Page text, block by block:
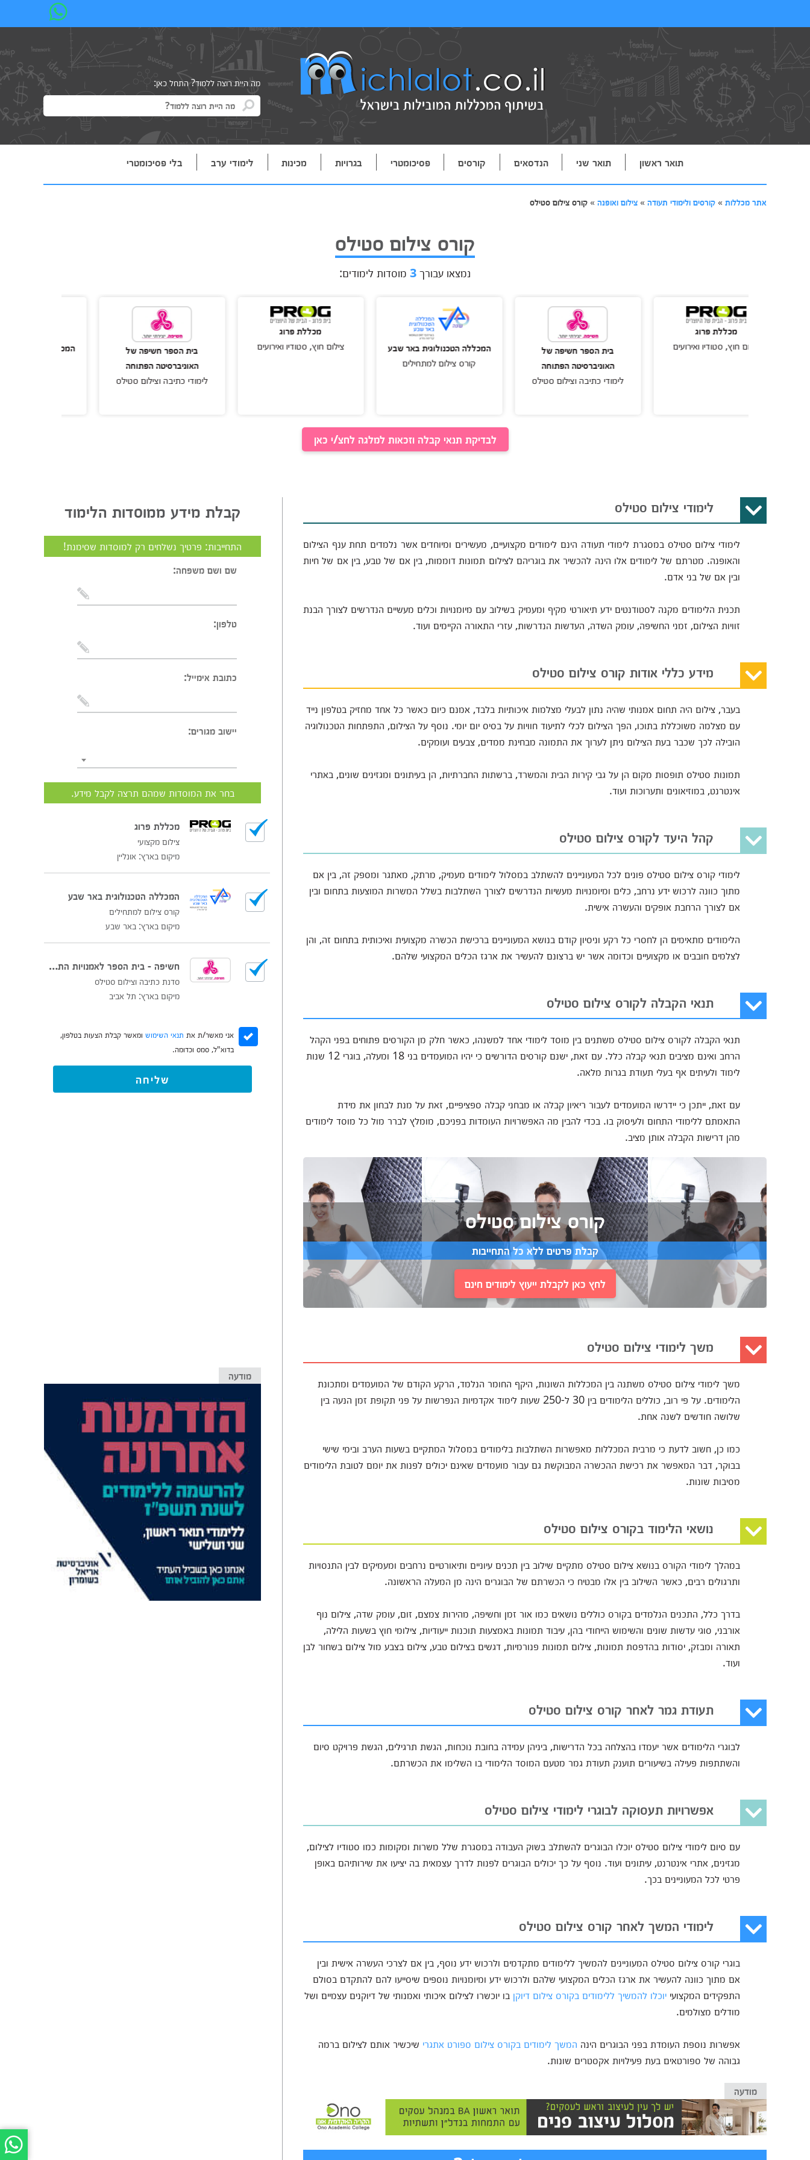
מה היית רוצה ללמוד? התחל כאן:
תואר ראשון תואר שני הנדסאים קורסים פסיכומטרי בגרויות מכינות לימודי ערב בלי פסיכומטרי
אתר מכללות » קורסים ולימודי תעודה » צילום ואופנה » קורס צילום סטילס
קורס צילום סטילס
נמצאו עבורך3 מוסדות לימודים:
צילום חוץ, סטודיו ואירועים
בית הספר חשיפה של
האוניברסיטה הפתוחה
לימודי כתיבה וצילום סטילס
המכללה הטכנולוגית באר שבע
קורס צילום למתחילים
צילום חוץ, סטודיו ואירועים
בית הספר חשיפה של
האוניברסיטה הפתוחה
לימודי כתיבה וצילום סטילס
המכללה הטכנולוגית באר שבע
לבדיקת תנאי קבלה וזכאות למלגה לחצ/י כאן
לימודי צילום סטילס
לימודי צילום סטילס במסגרת לימודי תעודה הינם לימודים מקצועיים, מעשירים ומיוחדים אשר נלמדים תחת ענף הצילום
והאופנה. מטרתם של לימודים אלו הינה להכשיר את בוגריהם לצילום תמונות דוממות, בין אם של טבע, בין אם של חיות
ובין אם של בני אדם.
תכנית הלימודים מקנה לסטודנטים ידע תיאורטי מקיף ומעמיק בשילוב עם מיומנויות וכלים מעשיים הנדרשים לצורך הבנת
זוויות הצילום, זמני החשיפה, עומק השדה, העדשות הנדרשות, עזרי התאורה הקיימים ועוד.
מידע כללי אודות קורס צילום סטילס
בעבר, צילום היה תחום אמנותי שהיה נתון לבעלי מצלמות איכותיות בלבד, אמנם כיום כאשר כל אחד מחזיק בטלפון נייד
עם מצלמה משוכללת בתוכו, הפך הצילום לכלי לתיעוד חוויות על בסיס יום יומי. נוסף על הצילום, התפתחות הטכנולוגיה
הובילה לכך שכבר בעת הצילום ניתן לערוך את התמונה מבחינת ממדים, צבעים ועומקים.
תמונות סטילס תופסות מקום הן על גבי קירות הבית והמשרד, ברשתות החברתיות, הן בעיתונים ומגזינים שונים, באתרי
אינטרנט, במוזיאונים ותערוכות ועוד.
קהל היעד לקורס צילום סטילס
לימודי קורס צילום סטילס פונים לכל המעוניינים להשתלב במסלול לימודים מעמיק, מרתק, מאתגר ומספק זה, בין אם
מתוך כוונה לרכוש ידע נרחב, כלים ומיומנויות מעשיות הנדרשים לצורך השתלבות בשלל המשרות המוצעות בתחום ובין
אם לצורך הרחבת אופקים והעשרה אישית.
הלימודים מתאימים הן לחסרי כל רקע וניסיון קודם בנושא המעוניינים ברכישת הכשרה מקצועית ואיכותית בתחום זה, והן
לצלמים חובבים או מקצועיים וכדומה אשר יש ברצונם להעשיר את ארגז הכלים המקצועי שלהם.
תנאי הקבלה לקורס צילום סטילס
תנאי הקבלה לקורס צילום סטילס משתנים בין מוסד לימודי אחד למשנהו, כאשר חלק מן הקורסים פתוחים בפני הקהל
הרחב ואינם מציבים תנאי קבלה כלל. עם זאת, ישנם קורסים הדורשים כי יהיו המועמדים בני 18 ומעלה, בוגרי 12 שנות
לימוד ולעיתים אף בעלי תעודת בגרות מלאה.
עם זאת, ייתכן כי יידרשו המועמדים לעבור ריאיון קבלה או מבחני קבלה ספציפיים, זאת על מנת לבחון את מידת
התאמתם ללימודי התחום ולעיסוק בו. בכדי להבין מה האפשרויות העומדות בפניכם, מומלץ לברר מול כל מוסד לימודים
מהן דרישות הקבלה אותן מציב.
קורס צילום סטילס
קבלת פרטים ללא כל התחייבות
לחץ כאן לקבלת ייעוץ לימודים חינם
משך לימודי צילום סטילס
משך לימודי צילום סטילס משתנה בין המכללות השונות, היקף החומר הנלמד, הרקע הקודם של המועמדים ומתכונת
הלימודים. על פי רוב, כוללים הלימודים בין 30 ל-250 שעות לימוד אקדמיות הנפרשות על פני תקופת זמן הנעה בין
שלושה חודשים לשנה אחת.
כמו כן, חשוב לדעת כי מרבית המכללות מאפשרות השתלבות בלימודים במסלול המתקיים בשעות הערב ובימי שישי
בבוקר, דבר המאפשר את רכישת ההכשרה המבוקשת גם עבור מועמדים שאינם יכולים לפנות את יומם לטובת הלימודים
מסיבות שונות.
נושאי הלימוד בקורס צילום סטילס
במהלך לימודי הקורס בנושא צילום סטילס מתקיים שילוב בין תכנים עיוניים ותיאורטיים נרחבים ומעמיקים לבין התנסויות
ותרגולים רבים, כאשר השילוב בין אלו מבטיח כי הכשרתם של הבוגרים הינה מן המעלה הראשונה.
בדרך כלל, התכנים הנלמדים בקורס כוללים נושאים כמו אור זמן וחשיפה, מהירות צמצם, זום, עומק שדה, צילום נוף
אורבני, סוגי עדשות שונים והשימוש הייחודי בהן, עיבוד תמונות באמצעות תוכנות ייעודיות, צילומי חוץ בשעות הלילה,
תאורה ומבזק, יסודות בהדפסת תמונות, צילום תמונות פנורמיות, דגשים בצילום טבע, צילום בצבע מול צילום בשחור לבן
ועוד.
תעודת גמר לאחר קורס צילום סטילס
לבוגרי הלימודים אשר יעמדו בהצלחה בכל הדרישות, ביניהן עמידה בחובת נוכחות, הגשת תרגילים, הגשת פרויקט סיום
והשתתפות פעילה בשיעורים תוענק תעודת גמר מטעם המוסד הלימודי בו השלימו את הכשרתם.
אפשרויות תעסוקה לבוגרי לימודי צילום סטילס
עם סיום לימודי צילום סטילס יוכלו הבוגרים להשתלב בשוק העבודה במסגרת שלל משרות ומקומות כמו סטודיו לצילום,
מגזינים, אתרי אינטרנט, עיתונים ועוד. נוסף על כך יכולים הבוגרים לפנות לדרך עצמאית בה יציעו את שירותיהם באופן
פרטי לכל המעוניינים בכך.
לימודי המשך לאחר קורס צילום סטילס
בוגרי קורס צילום סטילס המעוניינים להמשיך ללימודים מתקדמים ולרכוש ידע נוסף, בין אם לצרכי העשרה אישית ובין
אם מתוך כוונה להעשיר את ארגז הכלים המקצועי שלהם ולרכוש ידע ומיומנויות נוספים שיסייעו להם להתקדם בסולם
התפקידים המקצועי יוכלו להמשיך ללימודים בקורס צילום דיוקן בו יוכשרו לצילום איכותי ואמנותי של דיוקנים עצמיים ושל
מודלים מצולמים.
אפשרות נוספת העומדת בפני הבוגרים הינה המשך לימודים בקורס צילום ספורט אתגרי שיכשיר אותם לצילום ברמה
גבוהה של ספורטאים בעת פעילויות אקסטרים שונות.
מודעה
קבלת מידע ממוסדות הלימוד
התחייבות: פרטיך נשלחים רק למוסדות שסימנת!
שם ושם משפחה:
טלפון:
כתובת אימייל:
יישוב מגורים:
בחר את המוסדות שמהם תרצה לקבל מידע.
מכללת פרוג
צילום מקצועי
מיקום בארץ: אונליין
המכללה הטכנולוגית באר שבע
קורס צילום למתחילים
מיקום בארץ: באר שבע
חשיפה - בית הספר לאמנויות התקשורת הטלויזיה והמולטימדיה
סדנת כתיבה וצילום סטילס
מיקום בארץ: תל אביב
אני מאשר/ת את תנאי השימוש ומאשר קבלת הצעות בטלפון,
בדוא"ל, סמס וכדומה.
שליחה
מודעה